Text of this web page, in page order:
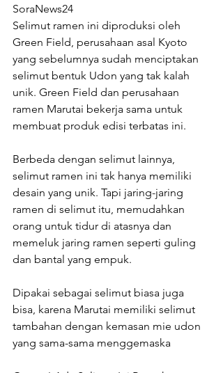
SoraNews24
Selimut ramen ini diproduksi oleh
Green Field, perusahaan asal Kyoto
yang sebelumnya sudah menciptakan
selimut bentuk Udon yang tak kalah
unik. Green Field dan perusahaan
ramen Marutai bekerja sama untuk
membuat produk edisi terbatas ini.
Berbeda dengan selimut lainnya,
selimut ramen ini tak hanya memiliki
desain yang unik. Tapi jaring-jaring
ramen di selimut itu, memudahkan
orang untuk tidur di atasnya dan
memeluk jaring ramen seperti guling
dan bantal yang empuk.
Dipakai sebagai selimut biasa juga
bisa, karena Marutai memiliki selimut
tambahan dengan kemasan mie udon
yang sama-sama menggemaska